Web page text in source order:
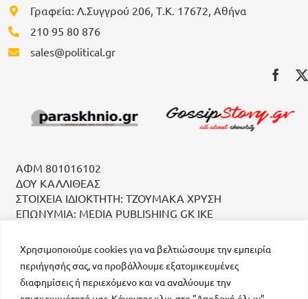
Χρησιμοποιούμε cookies για να βελτιώσουμε την εμπειρία
περιήγησής σας, να προβάλλουμε εξατομικευμένες
διαφημίσεις ή περιεχόμενο και να αναλύουμε την
Γραφεία: Λ.Συγγρού 206, Τ.Κ. 17672, Αθήνα
210 95 80 876
sales@political.gr
ΑΦΜ 801016102
ΔΟΥ ΚΑΛΛΙΘΕΑΣ
ΣΤΟΙΧΕΙΑ ΙΔΙΟΚΤΗΤΗ: ΤΖΟΥΜΑΚΑ ΧΡΥΣΗ
ΕΠΩΝΥΜΙΑ: MEDIA PUBLISHING GK IKE